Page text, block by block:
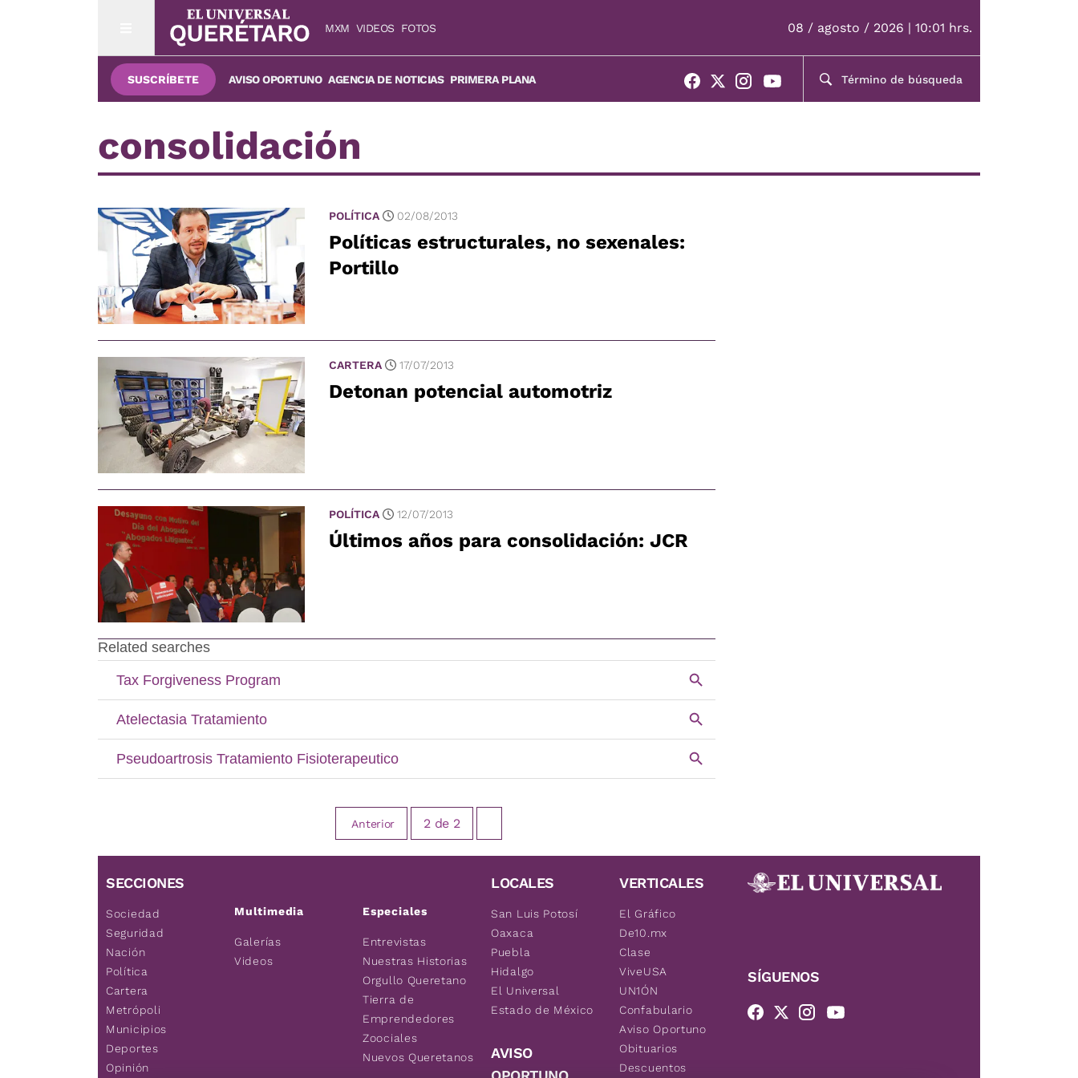
MXM VIDEOS FOTOS 08 / agosto / 2026 | 10:01 hrs.
SUSCRÍBETE AVISO OPORTUNO AGENCIA DE NOTICIAS PRIMERA PLANA
consolidación
POLÍTICA 02/08/2013
Políticas estructurales, no sexenales:
Portillo
CARTERA 17/07/2013
Detonan potencial automotriz
POLÍTICA 12/07/2013
Últimos años para consolidación: JCR
Anterior 2de 2
SECCIONES
Sociedad
Seguridad
Nación
Política
Cartera
Metrópoli
Municipios
Deportes
Opinión
Multimedia
Galerías
Videos
Especiales
Entrevistas
Nuestras Historias
Orgullo Queretano
Tierra de
Emprendedores
Zoociales
Nuevos Queretanos
LOCALES
San Luis Potosí
Oaxaca
Puebla
Hidalgo
El Universal
Estado de México
AVISO
VERTICALES
El Gráfico
De10.mx
Clase
ViveUSA
UN1ÓN
Confabulario
Aviso Oportuno
Obituarios
Descuentos
SÍGUENOS